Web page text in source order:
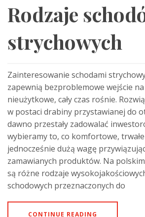
Rodzaje
strychowych
Zainteresowanie schodami
zapewnią bezproblemowe wejście
nieużytkowe, cały czas rośnie.
w postaci drabiny przystawianej do
dawno przestały zadowalać
wybieramy to, co komfortowe,
jednocześnie dużą wagę
zamawianych produktów. Na
są różne rodzaje
schodowych przeznaczonych do
CONTINUE READING